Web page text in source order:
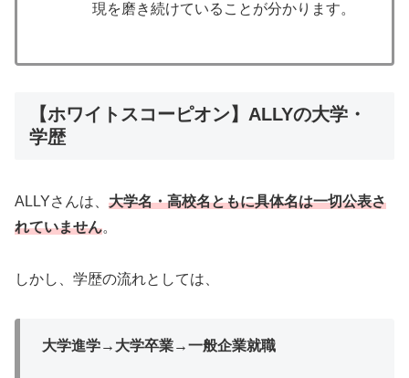
現を磨き続けていることが分かります。
【ホワイトスコーピオン】ALLYの大学・
学歴
ALLYさんは、 大学名・高校名ともに具体名は一切公表さ
れていません。
しかし、学歴の流れとしては、
大学進学→大学卒業→一般企業就職